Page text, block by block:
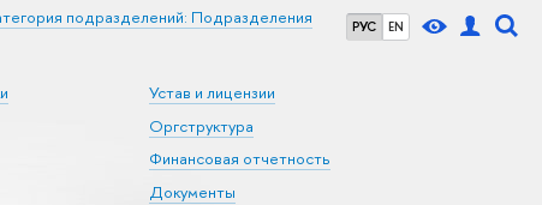
РУС EN
подразделений: Подразделения
Устав и лицензии
Оргструктура
Финансовая отчетность
Документы